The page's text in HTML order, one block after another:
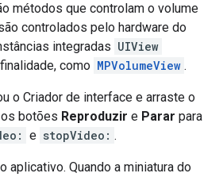
métodos que controlam o volume
controlados pelo hardware do
integradas UIView
como MPVolumeView .
o Criador de interface e arraste o
botões Reproduzir e Parar para
e stopVideo: .
aplicativo. Quando a miniatura do